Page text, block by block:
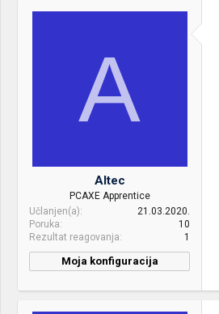
A
Altec
PCAXE Apprentice
Učlanjen(a)
21.03.2020.
Poruka
10
Rezultat reagovanja
1
Moja konfiguracija